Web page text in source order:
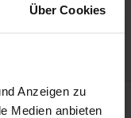
Über Cookies
Anzeigen zu
Medien anbieten